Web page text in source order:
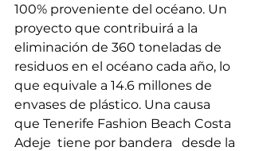
100% proveniente del océano. Un
proyecto que contribuirá a la
eliminación de 360 toneladas de
residuos en el océano cada año, lo
que equivale a 14.6 millones de
envases de plástico. Una causa
que Tenerife Fashion Beach Costa
Adeje  tiene por bandera   desde la